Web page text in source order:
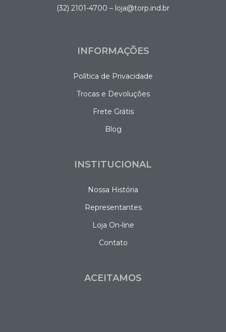
(32) 2101-4700 – loja@torp.ind.br
INFORMAÇÕES
Política de Privacidade
Trocas e Devoluções
Frete Grátis
Blog
INSTITUCIONAL
Nossa História
Representantes
Loja On-line
Contato
ACEITAMOS